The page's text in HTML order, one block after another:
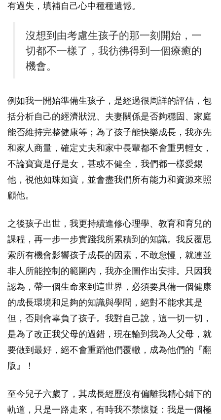
有過失，填補自己心中種種遺憾。
沒想到由考慮生孩子的那一刻開始，一
切都不一樣了，我彷彿得到一個療癒的
機會。
例如我一開始準備生孩子，是經過很周詳的評估，包
括分析自己的經濟狀況、夫妻關係是否夠穩固、家庭
能否維持完整健康等；為了孩子能快樂成長，我亦先
和家人商量，確定丈夫和家中長輩都不會重男輕女，
不論寶寶是仔是女，甚或不健全，我們都一樣愛錫
他，視他如珠如寶，並會盡我們所有能力和資源來照
顧他。
之後孩子出世，我更持續進修心理學、教育和育兒的
課程，再一步一步實踐我所累積到的知識。我反覆思
索所有機會影響孩子成長的因素，不敢怠慢，就連並
非人所能控制的範圍內，我亦企圖作出安排。只因我
認為，帶一個生命來到這世界，必須要具備一個健康
的成長環境和足夠的知識與學問，絕對不能求其是
但，否則會辜負了孩子。我對自己說，這一切一切，
是為了改正我父母的過錯，現在輪到我為人父母，就
要做到最好，絕不會重蹈他們覆轍，成為他們的『翻
版』！
至今兒子六歲了，其成長經歷沒有偏離我精心鋪下的
軌道，只是一路走來，有時我不禁懷疑：我是一個極